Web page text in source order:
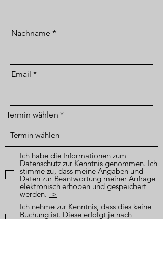
Nachname
Email
Termin wählen
Ich habe die Informationen zum
Datenschutz zur Kenntnis genommen. Ich
stimme zu, dass meine Angaben und
Daten zur Beantwortung meiner Anfrage
elektronisch erhoben und gespeichert
werden. ->
Ich nehme zur Kenntnis, dass dies keine
Buchung ist. Diese erfolgt je nach
Verfügbarkeit, per Mail. Dazu nehme ich